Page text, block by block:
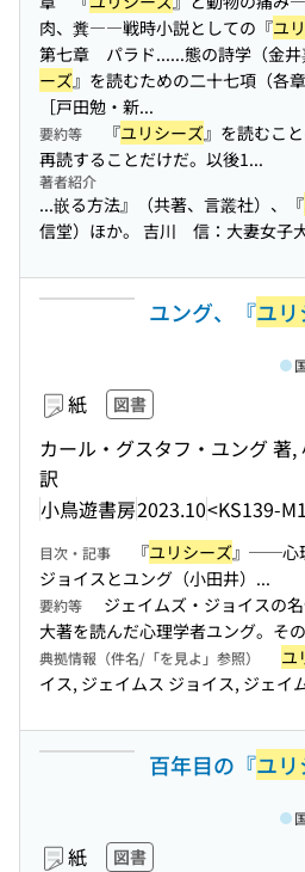
肉、糞――戦時小説としての『ユ
第七章 パラド......態の詩学（金
ーズ』を読むための二十七項（各
［戸田勉・新...
要約等 『ユリシーズ』を読むこ
再読することだけだ。以後1...
著者紹介
...嵌る方法』（共著、言叢社）、『
信堂）ほか。 吉川 信：大妻女子
ユング、『ユ
紙 図書
カール・グスタフ・ユング 著
訳
小鳥遊書房2023.10<KS139-
目次・記事 『ユリシーズ』──心
ジョイスとユング（小田井）...
要約等 ジェイムズ・ジョイスの
大著を読んだ心理学者ユング。
典拠情報（件名/「を見よ」参照） ユ
イス, ジェイムス ジョイス, ジェイ
百年目の『ユ
紙 図書